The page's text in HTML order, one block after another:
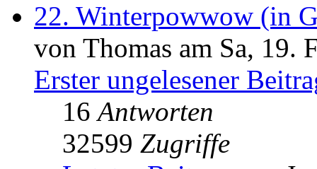
22. Winterpowwow (in
von Thomas am Sa, 19.
Erster ungelesener
16Antworten
32599 Zugriffe